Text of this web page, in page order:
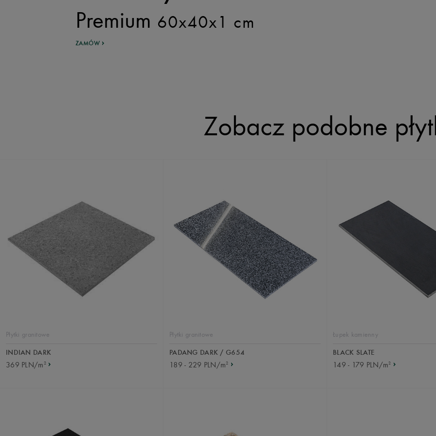
Premium 60x40x1 cm
ZAMÓW
Zobacz podobne
Płytki granitowe
INDIAN DARK
369 PLN/m2
Płytki granitowe
PADANG DARK / G654
189 - 229 PLN/m2
Łupek kamienny
BLACK SLATE
149 - 179 PLN/m2